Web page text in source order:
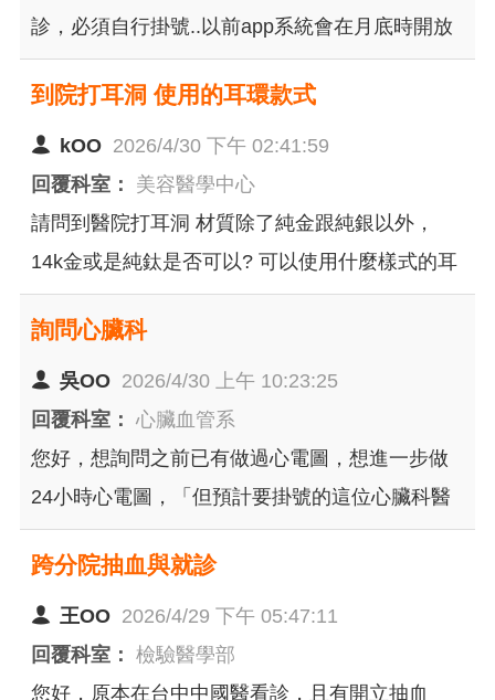
診，必須自行掛號..以前app系統會在月底時開放
兩個月內掛號（我便可以選擇要掛哪天）這個模
式掛號已持續好幾年了，某次要掛時發現系統打
開可掛的天數，但點進去又顯示“未開放”看日期也
並沒在兩個月內，是怎麼了嗎？突然的變動造成
了掛號的不便，且該醫生資料也沒說明只能開一
個月時間掛號呀！
到院打耳洞 使用的耳環款式
kOO 2026/4/30 下午 02:41:59
回覆科室： 美容醫學中心
請問到醫院打耳洞 材質除了純金跟純銀以外，
14k金或是純鈦是否可以? 可以使用什麼樣式的耳
環扣，可否使用平底式的鎖法(底座先放入耳洞 耳
針在放入底座內鎖緊)? 蝴蝶扣似乎比較難清潔睡
覺時也比較容易壓到，謝謝
詢問心臟科
吳OO 2026/4/30 上午 10:23:25
回覆科室： 心臟血管系
您好，想詢問之前已有做過心電圖，想進一步做
24小時心電圖，「但預計要掛號的這位心臟科醫
生只有下午診」，想確認聽說這個裝機只能早
上，是否就無法掛原本預計要掛的這位醫生？
跨分院抽血與就診
王OO 2026/4/29 下午 05:47:11
回覆科室： 檢驗醫學部
您好，原本在台中中國醫看診，且有開立抽血